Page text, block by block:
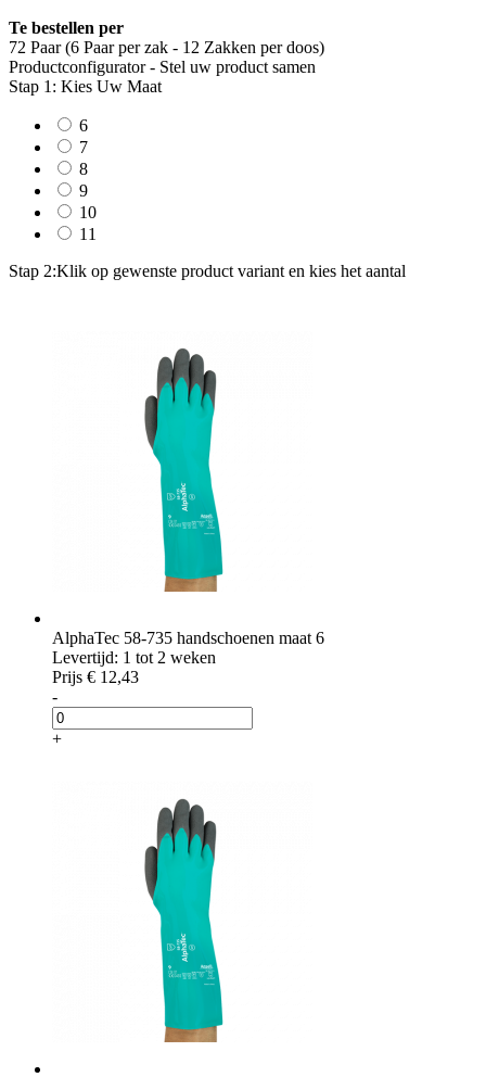
Te bestellen per
72 Paar (6 Paar per zak - 12 Zakken per doos)
Productconfigurator - Stel uw product samen
Stap 1: Kies Uw Maat
6
7
8
9
10
11
Stap 2:Klik op gewenste product variant en kies het aantal
AlphaTec 58-735 handschoenen maat 6
Levertijd: 1 tot 2 weken
Prijs € 12,43
-
+